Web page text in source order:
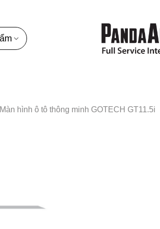
Màn hình ô tô thông minh GOTECH GT11.5i